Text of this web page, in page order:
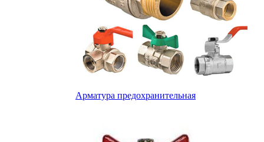
Арматура предохранительная